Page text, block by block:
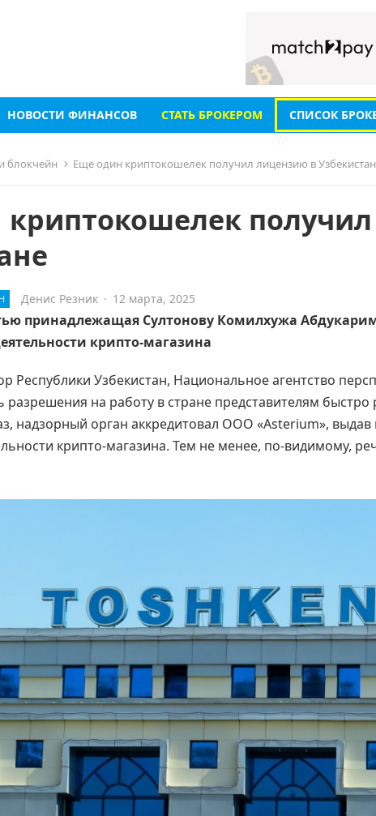
НОВОСТИ ФИНАНСОВ СТАТЬ БРОКЕРОМ СПИСОК
блокчейн Еще один криптокошелек получил лицензию в
Денис Резник · 12 марта, 2025
принадлежащая Султонову Комилхужа
крипто-магазина
Республики Узбекистан, Национальное агентство
разрешения на работу в стране представителям
надзорный орган аккредитовал ООО «Asterium»,
крипто-магазина. Тем не менее, по-видимому,